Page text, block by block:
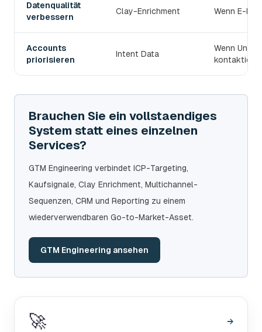
Datenqualität
verbessern
Clay-Enrichment Wenn E-
Accounts
priorisieren
Intent Data
Wenn
kontaktiert
Brauchen Sie ein vollstaendiges
System statt eines einzelnen
Services?
GTM Engineering verbindet ICP-Targeting,
Kaufsignale, Clay Enrichment, Multichannel-
Sequenzen, CRM und Reporting zu einem
wiederverwendbaren Go-to-Market-Asset.
GTM Engineering ansehen
🚀 →